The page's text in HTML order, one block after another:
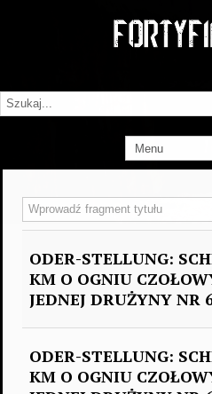
Wprowadź fragment tytułu
ODER-STELLUNG:
KM O OGNIU
JEDNEJ DRUŻYNY NR
ODER-STELLUNG:
KM O OGNIU